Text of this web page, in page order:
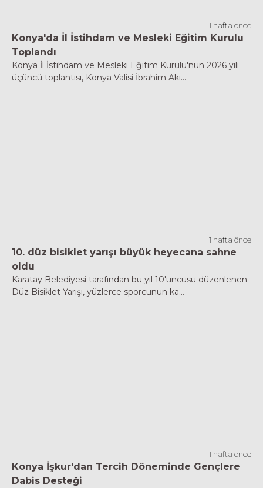
1 hafta önce
Konya'da İl İstihdam ve Mesleki Eğitim Kurulu
Toplandı
Konya İl İstihdam ve Mesleki Eğitim Kurulu'nun 2026 yılı
üçüncü toplantısı, Konya Valisi İbrahim Akı...
1 hafta önce
10. düz bisiklet yarışı büyük heyecana sahne
oldu
Karatay Belediyesi tarafından bu yıl 10'uncusu düzenlenen
Düz Bisiklet Yarışı, yüzlerce sporcunun ka...
1 hafta önce
Konya İşkur'dan Tercih Döneminde Gençlere
Dabis Desteği